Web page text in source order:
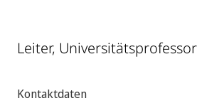
Leiter, Universitätsprofessor
Kontaktdaten